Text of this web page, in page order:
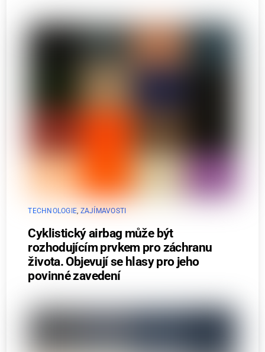
TECHNOLOGIE, ZAJÍMAVOSTI
Cyklistický airbag může být
rozhodujícím prvkem pro záchranu
života. Objevují se hlasy pro jeho
povinné zavedení